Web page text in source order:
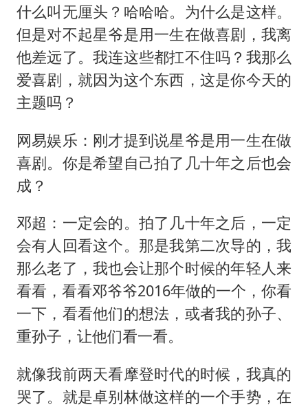
什么叫无厘头？哈哈哈。为什么是这样。
但是对不起星爷是用一生在做喜剧，我离
他差远了。我连这些都扛不住吗？我那么
爱喜剧，就因为这个东西，这是你今天的
主题吗？
网易娱乐：刚才提到说星爷是用一生在做
喜剧。你是希望自己拍了几十年之后也会
成？
邓超：一定会的。拍了几十年之后，一定
会有人回看这个。那是我第二次导的，我
那么老了，我也会让那个时候的年轻人来
看看，看看邓爷爷2016年做的一个，你看
一下，看看他们的想法，或者我的孙子、
重孙子，让他们看一看。
就像我前两天看摩登时代的时候，我真的
哭了。就是卓别林做这样的一个手势，在